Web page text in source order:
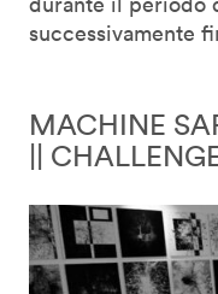
successivamente
MACHINE
||